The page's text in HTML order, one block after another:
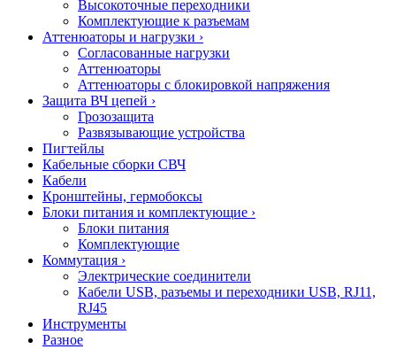
Высокоточные переходники
Комплектующие к разъемам
Аттенюаторы и нагрузки ›
Согласованные нагрузки
Аттенюаторы
Аттенюаторы с блокировкой напряжения
Защита ВЧ цепей ›
Грозозащита
Развязывающие устройства
Пигтейлы
Кабельные сборки СВЧ
Кабели
Кронштейны, гермобоксы
Блоки питания и комплектующие ›
Блоки питания
Комплектующие
Коммутация ›
Электрические соединители
Кабели USB, разъемы и переходники USB, RJ11,
RJ45
Инструменты
Разное